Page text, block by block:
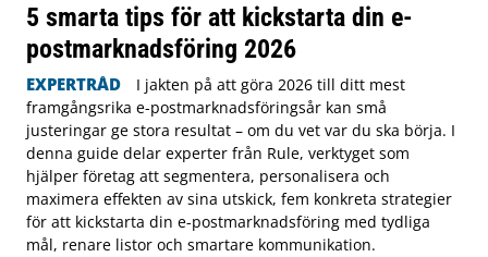
5 smarta tips för att kickstarta din e-
postmarknadsföring 2026
EXPERTRÅD
I jakten på att göra 2026 till ditt mest
framgångsrika e-postmarknadsföringsår kan små
justeringar ge stora resultat – om du vet var du ska börja. I
denna guide delar experter från Rule, verktyget som
hjälper företag att segmentera, personalisera och
maximera effekten av sina utskick, fem konkreta strategier
för att kickstarta din e-postmarknadsföring med tydliga
mål, renare listor och smartare kommunikation.